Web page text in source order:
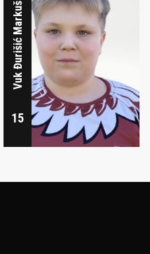
15
Vuk Đurišić Markuš